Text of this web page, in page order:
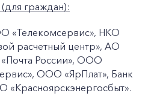
клиентам
граждан):
«Телекомсервис», НКО
расчетный центр», АО
России», ООО
ООО «ЯрПлат», Банк
«Красноярскэнергосбыт».